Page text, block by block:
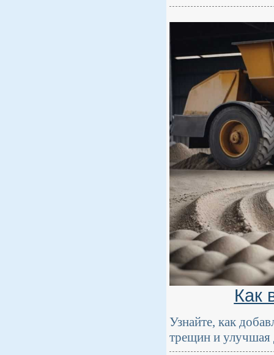
Как
Узнайте, как
трещин и улучшая